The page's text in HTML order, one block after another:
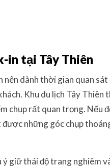
in tại Tây Thiên
dành thời gian quan
Khu du lịch Tây Thiên
chụp rất quan trọng. Nếu
những góc chụp
ý giữ thái độ trang nghiêm